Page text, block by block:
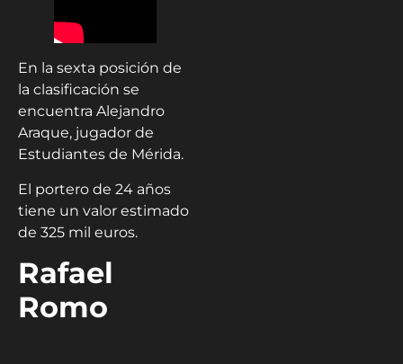
En la sexta posición de
la clasificación se
encuentra Alejandro
Araque, jugador de
Estudiantes de Mérida.
El portero de 24 años
tiene un valor estimado
de 325 mil euros.
Rafael
Romo